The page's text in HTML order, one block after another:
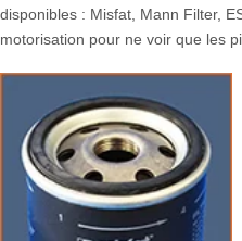
disponibles : Misfat, Mann Filter,
motorisation pour ne voir que les